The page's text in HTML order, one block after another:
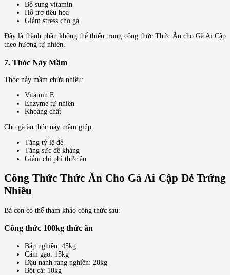
Bổ sung vitamin
Hỗ trợ tiêu hóa
Giảm stress cho gà
Đây là thành phần không thể thiếu trong công thức Thức Ăn cho Gà Ai Cập
theo hướng tự nhiên.
7. Thóc Nảy Mầm
Thóc nảy mầm chứa nhiều:
Vitamin E
Enzyme tự nhiên
Khoáng chất
Cho gà ăn thóc nảy mầm giúp:
Tăng tỷ lệ đẻ
Tăng sức đề kháng
Giảm chi phí thức ăn
Công Thức Thức Ăn Cho Gà Ai Cập Đẻ Trứng
Nhiều
Bà con có thể tham khảo công thức sau:
Công thức 100kg thức ăn
Bắp nghiền: 45kg
Cám gạo: 15kg
Đậu nành rang nghiền: 20kg
Bột cá: 10kg